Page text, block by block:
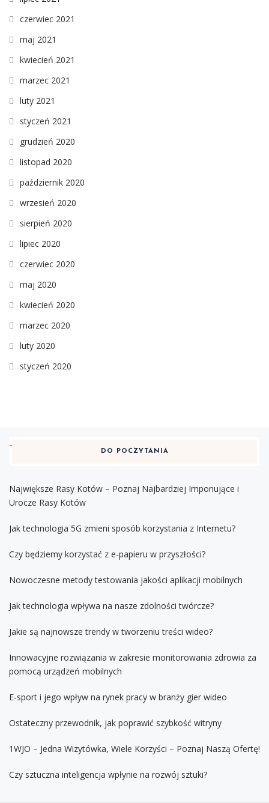
czerwiec 2021
maj 2021
kwiecień 2021
marzec 2021
luty 2021
styczeń 2021
grudzień 2020
listopad 2020
październik 2020
wrzesień 2020
sierpień 2020
lipiec 2020
czerwiec 2020
maj 2020
kwiecień 2020
marzec 2020
luty 2020
styczeń 2020
DO POCZYTANIA
Największe Rasy Kotów – Poznaj Najbardziej Imponujące i
Urocze Rasy Kotów
Jak technologia 5G zmieni sposób korzystania z Internetu?
Czy będziemy korzystać z e-papieru w przyszłości?
Nowoczesne metody testowania jakości aplikacji mobilnych
Jak technologia wpływa na nasze zdolności twórcze?
Jakie są najnowsze trendy w tworzeniu treści wideo?
Innowacyjne rozwiązania w zakresie monitorowania zdrowia za
pomocą urządzeń mobilnych
E-sport i jego wpływ na rynek pracy w branży gier wideo
Ostateczny przewodnik, jak poprawić szybkość witryny
1WJO – Jedna Wizytówka, Wiele Korzyści – Poznaj Naszą Ofertę!
Czy sztuczna inteligencja wpłynie na rozwój sztuki?